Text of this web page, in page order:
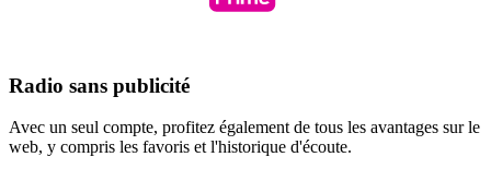
Radio sans publicité
Avec un seul compte, profitez également de tous les avantages sur le
web, y compris les favoris et l'historique d'écoute.